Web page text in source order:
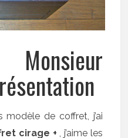
modèle de coffret, j’ai
cirage + , j’aime les